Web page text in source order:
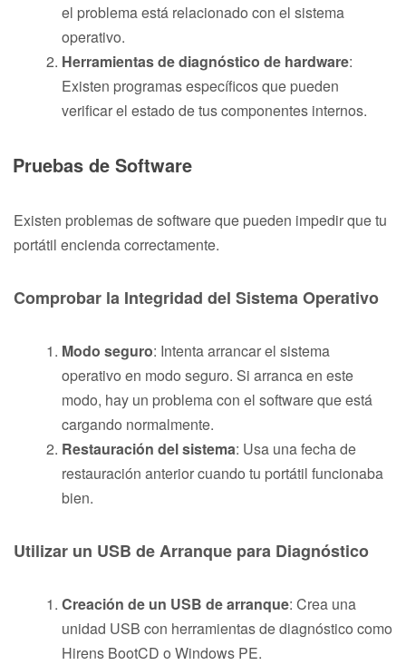
el problema está relacionado con el sistema
operativo.
Herramientas de diagnóstico de hardware:
Existen programas específicos que pueden
verificar el estado de tus componentes internos.
Pruebas de Software
Existen problemas de software que pueden impedir que tu
portátil encienda correctamente.
Comprobar la Integridad del Sistema Operativo
Modo seguro: Intenta arrancar el sistema
operativo en modo seguro. Si arranca en este
modo, hay un problema con el software que está
cargando normalmente.
Restauración del sistema: Usa una fecha de
restauración anterior cuando tu portátil funcionaba
bien.
Utilizar un USB de Arranque para Diagnóstico
Creación de un USB de arranque: Crea una
unidad USB con herramientas de diagnóstico como
Hirens BootCD o Windows PE.